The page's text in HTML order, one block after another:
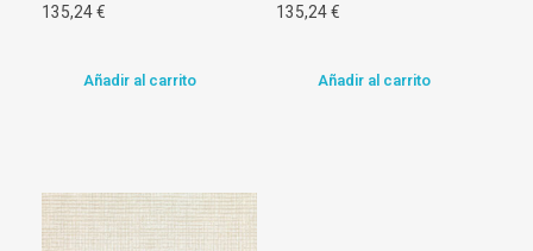
135,24€
Añadir al carrito
135,24€
Añadir al carrito